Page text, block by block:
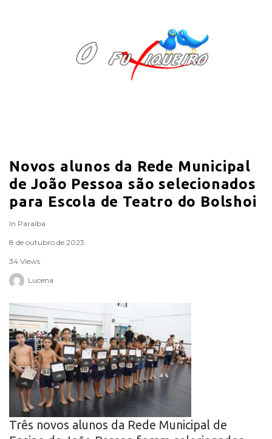
F
q
u
e
o
Novos alunos da Rede Municipal
de João Pessoa são selecionados
para Escola de Teatro do Bolshoi
In Paraíba
8 de outubro de 2023
34 Views
Lucena
Três novos alunos da Rede Municipal de